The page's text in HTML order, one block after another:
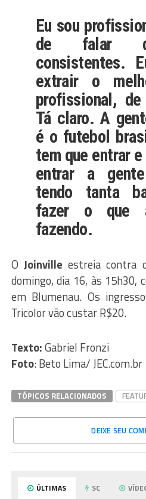
Eu sou
de falar
consistentes.
extrair o
profissional,
Tá claro. A
é o futebol
tem que entrar
entrar a
tendo tanta
fazer o que
fazendo.
O Joinville estreia contra
domingo, dia 16, às 15h30,
em Blumenau. Os
Tricolor vão custar R$20.
Texto:Gabriel Fronzi
Foto: Beto Lima/ JEC.com.br
TÓPICOS RELACIONADOS
DEIXE SEU
ÚLTIMAS SC